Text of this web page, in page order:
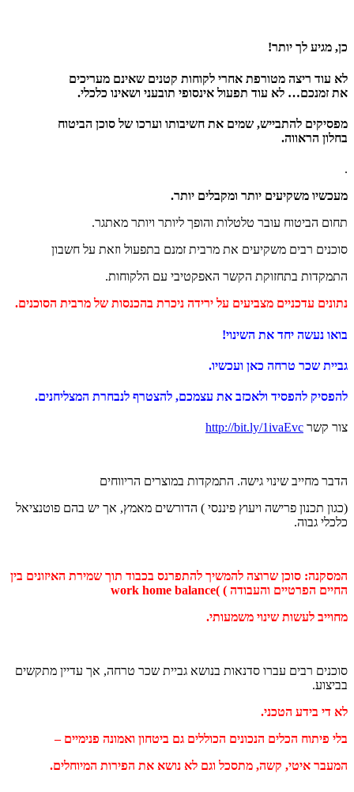
כן, מגיע לך יותר!
לא עוד ריצה מטורפת אחרי לקוחות קטנים שאינם מעריכים
את זמנכם… לא עוד תפעול אינסופי תובעני ושאינו כלכלי.
מפסיקים להתבייש, שמים את חשיבותו וערכו של סוכן הביטוח
בחלון הראווה.
.
מעכשיו משקיעים יותר ומקבלים יותר.
תחום הביטוח עובר טלטלות והופך ליותר ויותר מאתגר.
סוכנים רבים משקיעים את מרבית זמנם בתפעול וזאת על חשבון
התמקדות בתחזוקת הקשר האפקטיבי עם הלקוחות.
נתונים עדכניים מצביעים על ירידה ניכרת בהכנסות של מרבית הסוכנים.
בואו נעשה יחד את השינוי!
גביית שכר טרחה כאן ועכשיו.
להפסיק להפסיד ולאכזב את עצמכם, להצטרף לנבחרת המצליחנים.
צור קשר http://bit.ly/1ivaEvc
הדבר מחייב שינוי גישה. התמקדות במוצרים הריווחים
(כגון תכנון פרישה ויעוץ פיננסי ) הדורשים מאמץ, אך יש בהם פוטנציאל
כלכלי גבוה.
המסקנה: סוכן שרוצה להמשיך להתפרנס בכבוד תוך שמירת האיזונים בין
החיים הפרטיים והעבודה ) )work home balance
מחוייב לעשות שינוי משמעותי.
סוכנים רבים עברו סדנאות בנושא גביית שכר טרחה, אך עדיין מתקשים
בביצוע.
לא די בידע הטכני.
בלי פיתוח הכלים הנכונים הכוללים גם ביטחון ואמונה פנימיים –
המעבר איטי, קשה, מתסכל וגם לא נושא את הפירות המיוחלים.